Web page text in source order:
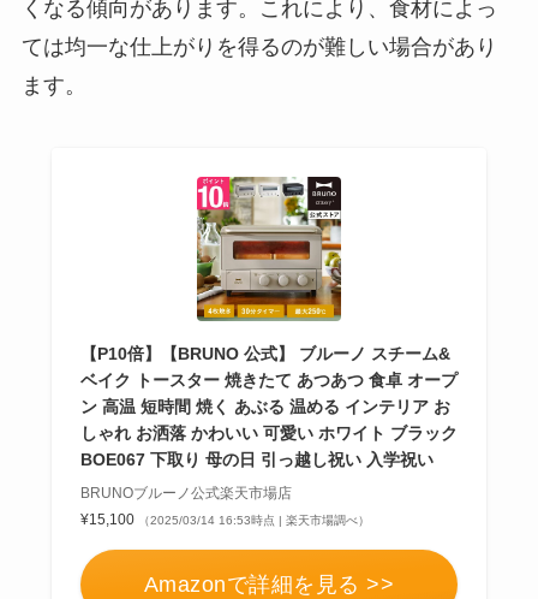
くなる傾向があります。これにより、食材によっ
ては均一な仕上がりを得るのが難しい場合があり
ます。
【P10倍】【BRUNO 公式】 ブルーノ スチーム&
ベイク トースター 焼きたて あつあつ 食卓 オープ
ン 高温 短時間 焼く あぶる 温める インテリア お
しゃれ お洒落 かわいい 可愛い ホワイト ブラック
BOE067 下取り 母の日 引っ越し祝い 入学祝い
BRUNOブルーノ公式楽天市場店
¥15,100
（2025/03/14 16:53時点 | 楽天市場調べ）
Amazonで詳細を見る >>